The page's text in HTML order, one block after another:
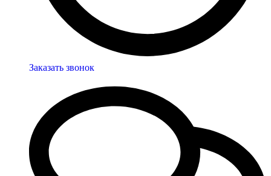
Заказать звонок